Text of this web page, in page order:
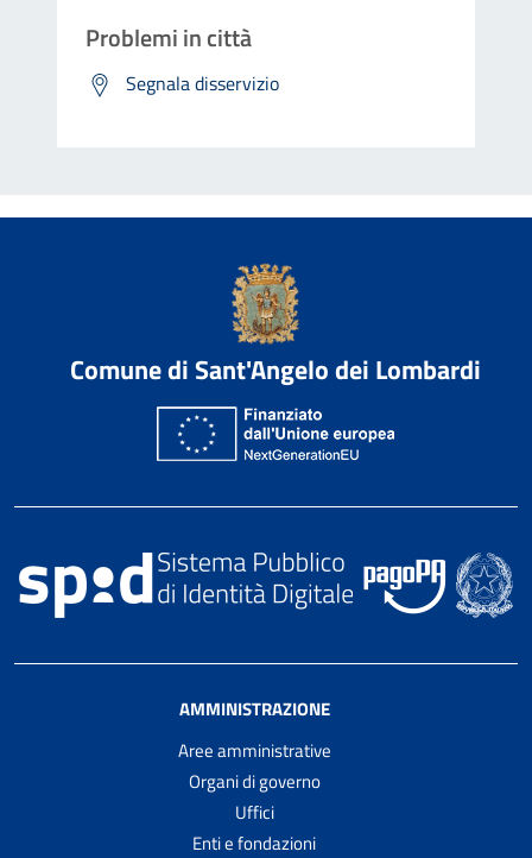
Problemi in città
Segnala disservizio
Comune di Sant'Angelo dei Lombardi
AMMINISTRAZIONE
Aree amministrative
Organi di governo
Uffici
Enti e fondazioni